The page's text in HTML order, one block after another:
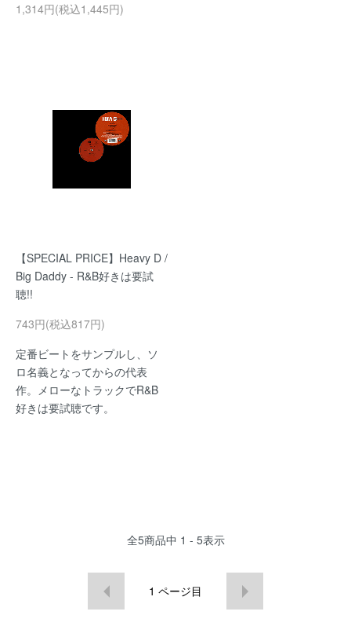
1,314円(税込1,445円)
【SPECIAL PRICE】Heavy D /
Big Daddy - R&B好きは要試
聴!!
743円(税込817円)
定番ビートをサンプルし、ソ
ロ名義となってからの代表
作。メローなトラックでR&B
好きは要試聴です。
全5商品中 1 - 5表示
1 ページ目